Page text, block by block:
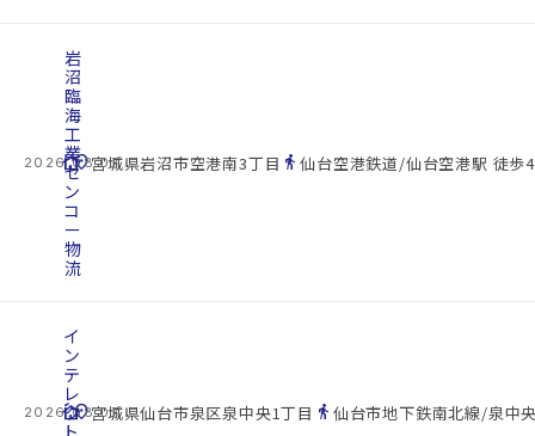
2026.08.07
cottage
岩
沼
臨
海
工
業
セ
ン
コ
ー
物
流
location_on宮城県岩沼市空港南3丁目 directions_walk仙台空港鉄道/仙台空港駅 徒歩
2026.08.07
cottage
イ
ン
テ
レ
クlocation_on宮城県仙台市泉区泉中央1丁目 directions_walk 仙台市地下鉄南北線/泉中